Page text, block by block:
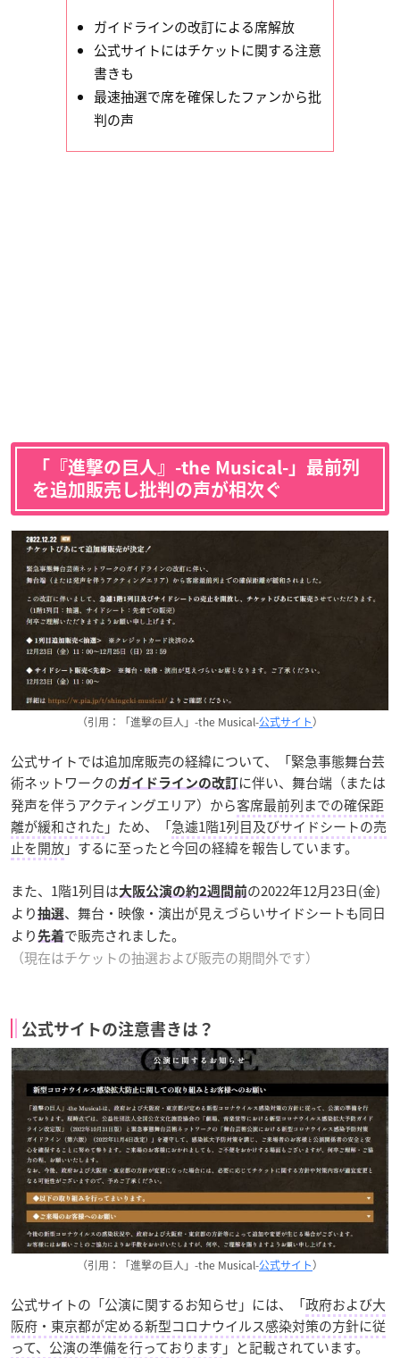
ガイドラインの改訂による席解放
公式サイトにはチケットに関する注意
書きも
最速抽選で席を確保したファンから批
判の声
「『進撃の巨人』-the Musical-」最前列
を追加販売し批判の声が相次ぐ
（引用：「進撃の巨人」-the Musical-公式サイト）
公式サイトでは追加席販売の経緯について、「緊急事態舞台芸
術ネットワークのガイドラインの改訂に伴い、舞台端（または
発声を伴うアクティングエリア）から客席最前列までの確保距
離が緩和された 」ため、「急遽1階1列目及びサイドシートの売
止を開放」するに至ったと今回の経緯を報告しています。
また、1階1列目は大阪公演の約2週間前の2022年12月23日(金)
より 抽選、舞台・映像・演出が見えづらいサイドシートも同日
より 先着で販売されました。
（現在はチケットの抽選および販売の期間外です）
公式サイトの注意書きは？
（引用：「進撃の巨人」-the Musical-公式サイト）
公式サイトの「公演に関するお知らせ」には、「政府および大
阪府・東京都が定める新型コロナウイルス感染対策の方針に従
って、公演の準備を行っております 」と記載されています。